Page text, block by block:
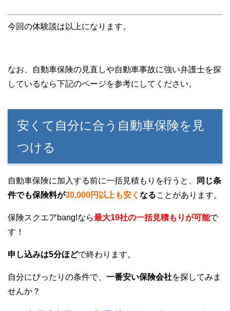
今回の体験談は以上になります。
なお、自動車保険の見直しや自動車事故に強い弁護士を探
しているなら下記のページを参考にしてください。
安くて自分に合う自動車保険を見
つける
自動車保険に加入する前に一括見積もりを行うと、
同じ条
件でも保険料が30,000円以上も安く なることがあります。
保険スクエアbang!なら最大19社の一括見積もりが可能で
す！
申し込みは5分ほどで終わります。
自分にぴったりの条件で、 一番安い保険会社を探してみま
せんか？